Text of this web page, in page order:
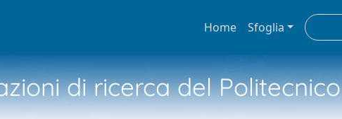
Home Sfoglia
di ricerca del